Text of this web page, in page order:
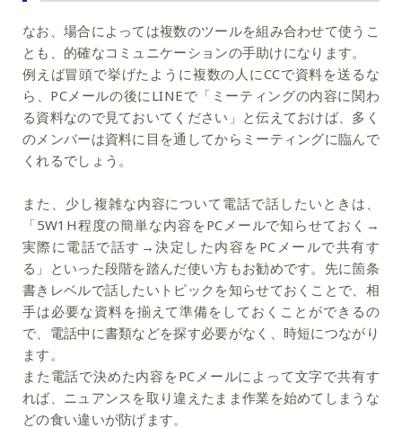
なお、場合によっては複数のツールを組み合わせて使うこ
とも、的確なコミュニケーションの手助けになります。
例えば冒頭で挙げたように複数の人にCCで資料を送るな
ら、PCメールの後にLINEで「ミーティングの内容に関わ
る資料なので見ておいてください」と伝えておけば、多く
のメンバーは資料に目を通してからミーティングに臨んで
くれるでしょう。
また、少し複雑な内容について電話で話したいときは、
「5W1H程度の簡単な内容をPCメールで知らせておく→
実際に電話で話す→決定した内容をPCメールで共有す
る」といった段階を踏んだ使い方もお勧めです。先に箇条
書きレベルで話したいトピックを知らせておくことで、相
手は必要な資料を揃えて準備をしておくことができるの
で、電話中に書類などを探す必要がなく、時短につながり
ます。
また電話で決めた内容をPCメールによって文字で共有す
れば、ニュアンスを取り違えたまま作業を始めてしまうな
どの食い違いが防げます。